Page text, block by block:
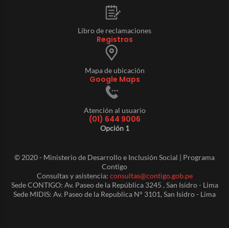
Libro de reclamaciones
Registros
Mapa de ubicación
Google Maps
Atención al usuario
(01) 644 9006
Opción 1
© 2020 - Ministerio de Desarrollo e Inclusión Social | Programa
Contigo
Consultas y asistencia: consultas@contigo.gob.pe
Sede CONTIGO: Av. Paseo de la República 3245 , San Isidro - Lima
Sede MIDIS: Av. Paseo de la Republica N° 3101, San Isidro - Lima